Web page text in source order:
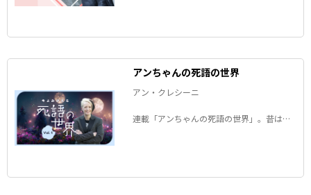
アンちゃんの死語の世界
アン・クレシーニ
連載「アンちゃんの死語の世界」。昔は誰